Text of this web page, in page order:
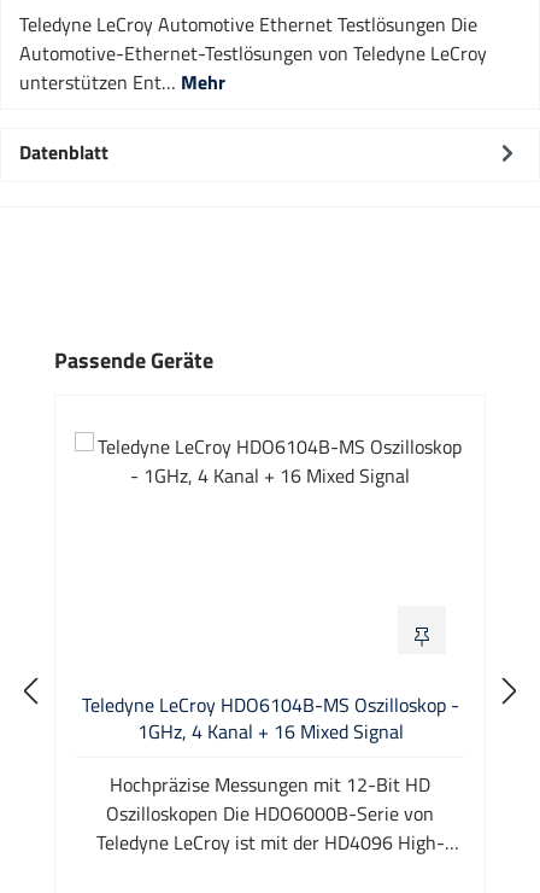
Teledyne LeCroy Automotive Ethernet Testlösungen Die
Automotive-Ethernet-Testlösungen von Teledyne LeCroy
unterstützen Ent… Mehr
Datenblatt
Produktgalerie überspringen
Passende Geräte
Teledyne LeCroy HDO6104B-MS Oszilloskop -
1GHz, 4 Kanal + 16 Mixed Signal
Hochpräzise Messungen mit 12-Bit HD
Oszilloskopen Die HDO6000B-Serie von
Teledyne LeCroy ist mit der HD4096 High-